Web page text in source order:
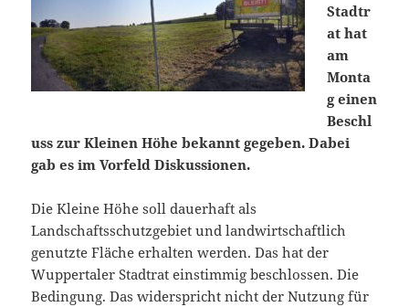
Stadtr
at hat
am
Monta
g einen
Beschl
uss zur Kleinen Höhe bekannt gegeben. Dabei
gab es im Vorfeld Diskussionen.
Die Kleine Höhe soll dauerhaft als
Landschaftsschutzgebiet und landwirtschaftlich
genutzte Fläche erhalten werden. Das hat der
Wuppertaler Stadtrat einstimmig beschlossen. Die
Bedingung. Das widerspricht nicht der Nutzung für